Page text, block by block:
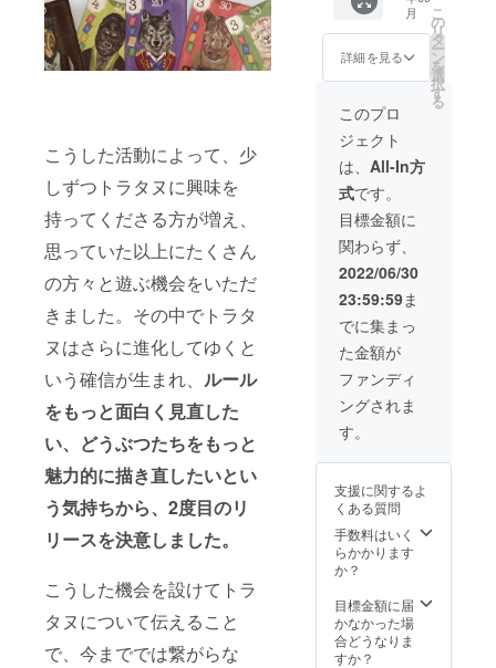
こうした活動によって、少
しずつトラタヌに興味を
持ってくださる方が増え、
思っていた以上にたくさん
の方々と遊ぶ機会をいただ
きました。その中でトラタ
ヌはさらに進化してゆくと
いう確信が生まれ、 ルール
をもっと面白く見直した
い、どうぶつたちをもっと
魅力的に描き直したいとい
う気持ちから、2度目のリ
リースを決意しました。
こうした機会を設けてトラ
タヌについて伝えること
で、今まででは繋がらな
イバ
リッ
イトメ
ア】
も可能
です。
再生産
しない
の作品
既にク
ラシッ
ク版を
お持ち
の方、
保存用
にも是
非。 ま
のクラ
ウド
ファン
ディン
グでク
ラシッ
ク版を
ださっ
た方だ
けに、
限定の
カード
も1枚お
さらに
送料ぶ
ん、
ディン
グでご
支援し
方だけ
に、限
定の
カード
も1枚お
届けし
ます。
※ご注文
状況、
製造の
都合等
により
出荷時
期が遅
れる場
合がご
ざいま
す。
セット
・トラ
タヌ+
第1弾〜
第5弾…
1セット
ずつ ・
トラタ
ヌプラ
ン限定
カー
ド…1枚
トラタ
ヌ本体
に加え
て、拡
張版で
あるト
ラタヌ
プラス
の新作
全5パッ
クが全
版で
別に購
入する
より
1000円
OFFの
セット
です。
さら
に、こ
月
詳細を見る
こ
の
リ
タ
ー
ン
を
選
択
す
る
このプロ
ジェクト
は、 All-In方
式です。
目標金額に
関わらず、
2022/06/30
23:59:59ま
でに集まっ
た金額が
ファンディ
ングされま
す。
支援に関するよ
くある質問
手数料はいく
らかかります
か？
目標金額に届
かなかった場
合どうなりま
すか？